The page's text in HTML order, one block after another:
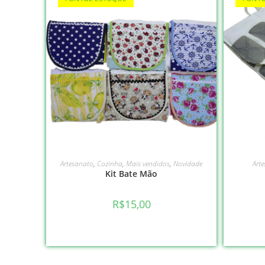
VER OPÇÕES
Artesanato, Cozinha, Mais vendidos, Novidade
Kit Bate Mão
R$15,00